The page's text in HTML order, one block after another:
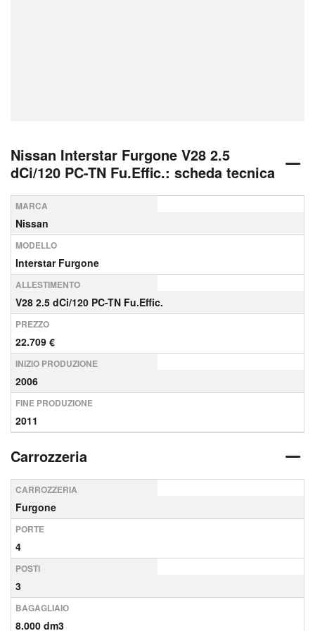
Nissan Interstar Furgone V28 2.5
dCi/120 PC-TN Fu.Effic.: scheda tecnica
MARCA
Nissan
MODELLO
Interstar Furgone
ALLESTIMENTO
V28 2.5 dCi/120 PC-TN Fu.Effic.
PREZZO
22.709 €
INIZIO PRODUZIONE
2006
FINE PRODUZIONE
2011
Carrozzeria
CARROZZERIA
Furgone
PORTE
4
POSTI
3
BAGAGLIAIO
8.000 dm3